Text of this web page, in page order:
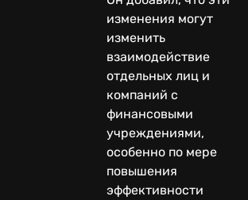
изменения могут
изменить
взаимодействие
отдельных лиц и
компаний с
финансовыми
учреждениями,
особенно по мере
повышения
эффективности